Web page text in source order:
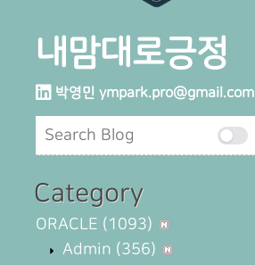
내맘대로긍정
박영민 ympark.pro@gmail.com
Category
ORACLE (1093)
Admin (356)